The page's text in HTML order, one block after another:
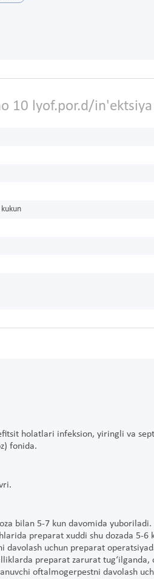
10 lyof.por.d/in'ektsiya
holatlari infeksion, yiringli va
fonida.
bilan 5-7 kun davomida
preparat xuddi shu dozada 5-6
davolash uchun preparat
preparat zarurat tug‘ilganda,
oftalmogerpestni davolash